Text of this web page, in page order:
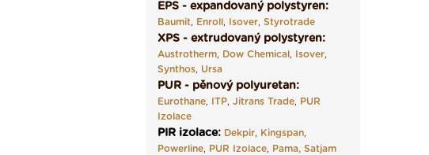
EPS - expandovaný polystyren:
Baumit, Enroll, Isover, Styrotrade
XPS - extrudovaný polystyren:
Austrotherm, Dow Chemical, Isover,
Synthos, Ursa
PUR - pěnový polyuretan:
Eurothane, ITP, Jitrans Trade, PUR
Izolace
PIR izolace: Dekpir, Kingspan,
Powerline, PUR Izolace, Pama, Satjam